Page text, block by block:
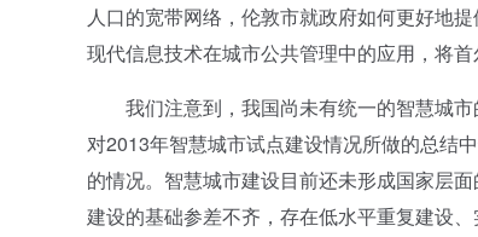
人口的宽带网络，伦敦市就政府如何更好地
现代信息技术在城市公共管理中的应用，将首
我们注意到，我国尚未有统一的智慧城市
对2013年智慧城市试点建设情况所做的总结
的情况。智慧城市建设目前还未形成国家层
建设的基础参差不齐，存在低水平重复建设